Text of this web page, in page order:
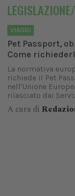
VIAGGI
Pet Passport,
Come
La normativa
richiede il Pet
nell'Unione
rilasciato dai
A cura di